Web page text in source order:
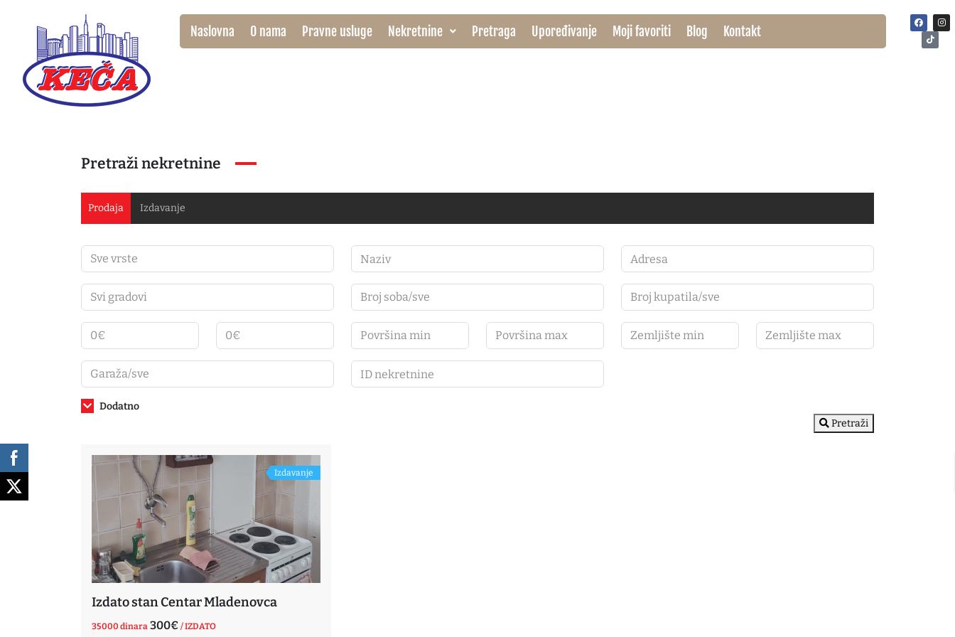
Naslovna O nama Pravne usluge Nekretnine Pretraga Upoređivanje Moji favoriti Blog Kontakt
Pretraži nekretnine
Prodaja Izdavanje
Dodatno
Pretraži
Izdavanje
Izdato stan Centar Mladenovca
35000 dinara 300€ / IZDATO